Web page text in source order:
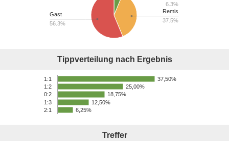
6.3%
Remis
37.5%
Gast
56.3%
Tippverteilung nach Ergebnis
1:1
1:2
0:2
1:3
2:1
37,50%
25,00%
18,75%
12,50%
6,25%
Treffer